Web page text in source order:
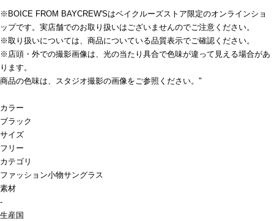
※BOICE FROM BAYCREW'Sはベイクルーズストア限定のオンラインショ
ップです。実店舗でのお取り扱いはございませんのでご注意ください。
※取り扱いについては、商品についている品質表示でご確認ください。
※店頭・外での撮影画像は、光の当たり具合で色味が違って見える場合があ
ります。
商品の色味は、スタジオ撮影の画像をご参照ください。"
カラー
ブラック
サイズ
フリー
カテゴリ
ファッション小物サングラス
素材
-
生産国